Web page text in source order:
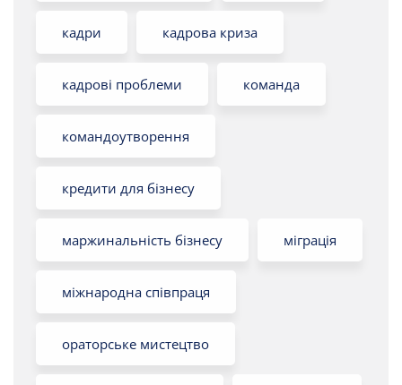
кадри кадрова криза
кадрові проблеми команда
командоутворення
кредити для бізнесу
маржинальність бізнесу міграція
міжнародна співпраця
ораторське мистецтво